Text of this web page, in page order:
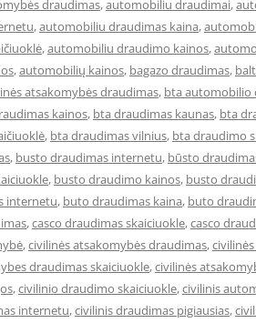
draudimas,automobiliu draudimai,
,automobiliu draudimas kaina,
,automobiliu draudimo kainos,
,automobilių kainos, bagazo draudimas,
atsakomybės draudimas, bta automobilio
kainos, bta draudimas kaunas, bta
, bta draudimas vilnius, bta draudimo
, busto draudimas internetu, būsto
, busto draudimo kainos, busto
internetu, buto draudimas kaina, buto
,casco draudimas skaiciuokle,casco
,civilinės atsakomybės draudimas,
draudimas skaiciuokle,civilinės
,civilinio draudimo skaiciuokle,civilinis
internetu,civilinis draudimas pigiausias,